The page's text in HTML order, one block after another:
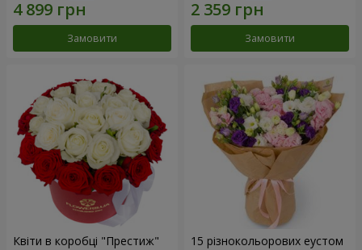
Замовити Замовити
Квіти в коробці "Престиж" 15 різнокольорових еустом